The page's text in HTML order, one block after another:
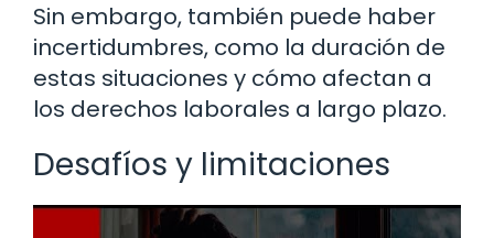
Sin embargo, también puede haber
incertidumbres, como la duración de
estas situaciones y cómo afectan a
los derechos laborales a largo plazo.
Desafíos y limitaciones